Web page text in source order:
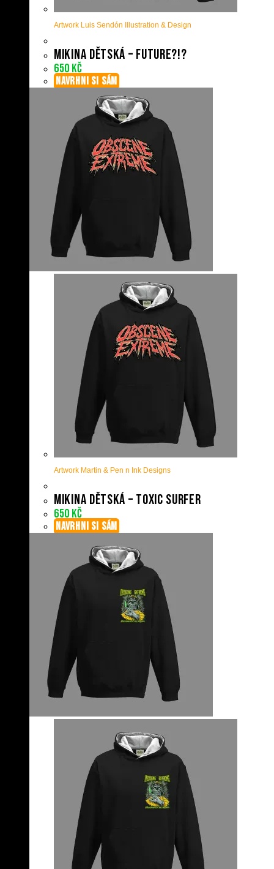
Artwork Luis Sendón Illustration & Design
Mikina dětská – Future?!?
650 Kč
NAVRHNI SI SÁM
Artwork Martin & Pen n Ink Designs
Mikina dětská – Toxic Surfer
650 Kč
NAVRHNI SI SÁM